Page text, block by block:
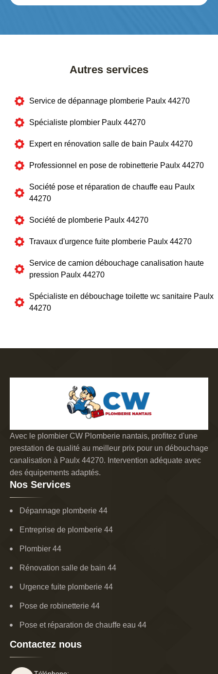
Autres services
Service de dépannage plomberie Paulx 44270
Spécialiste plombier Paulx 44270
Expert en rénovation salle de bain Paulx 44270
Professionnel en pose de robinetterie Paulx 44270
Société pose et réparation de chauffe eau Paulx
44270
Société de plomberie Paulx 44270
Travaux d'urgence fuite plomberie Paulx 44270
Service de camion débouchage canalisation haute
pression Paulx 44270
Spécialiste en débouchage toilette wc sanitaire Paulx
44270
Avec le plombier CW Plomberie nantais, profitez d'une
prestation de qualité au meilleur prix pour un débouchage
canalisation à Paulx 44270. Intervention adéquate avec
des équipements adaptés.
Nos Services
Dépannage plomberie 44
Entreprise de plomberie 44
Plombier 44
Rénovation salle de bain 44
Urgence fuite plomberie 44
Pose de robinetterie 44
Pose et réparation de chauffe eau 44
Contactez nous